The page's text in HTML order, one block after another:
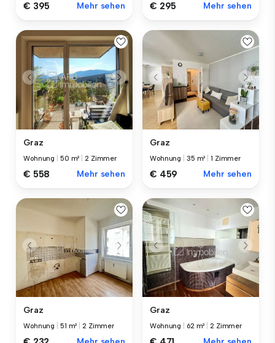
€ 395 Mehr sehen € 295 Mehr sehen
Graz
Wohnung 50 m² |2 Zimmer
€ 558 Mehr sehen
Graz
Wohnung 35 m² |1 Zimmer
€ 459 Mehr sehen
Graz
Wohnung 51 m² |2 Zimmer
Graz
Wohnung 62 m² |2 Zimmer